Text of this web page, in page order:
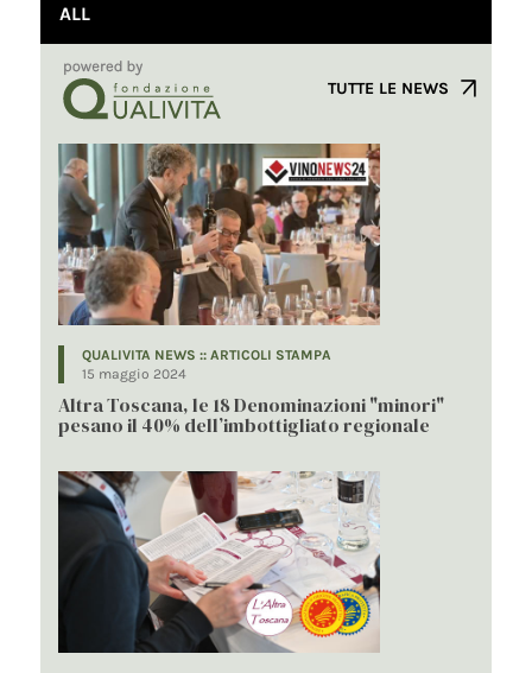
ALL
TUTTE LE NEWS
QUALIVITA NEWS :: ARTICOLI STAMPA
15 maggio 2024
Altra Toscana, le 18 Denominazioni "minori"
pesano il 40% dell’imbottigliato regionale